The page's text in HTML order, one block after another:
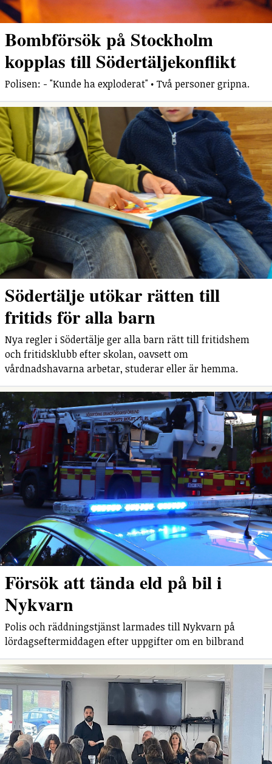
Bombförsök på Stockholm
kopplas till Södertäljekonflikt
Polisen: - "Kunde ha exploderat" • Två personer gripna.
Södertälje utökar rätten till
fritids för alla barn
Nya regler i Södertälje ger alla barn rätt till fritidshem
och fritidsklubb efter skolan, oavsett om
vårdnadshavarna arbetar, studerar eller är hemma.
Försök att tända eld på bil i
Nykvarn
Polis och räddningstjänst larmades till Nykvarn på
lördagseftermiddagen efter uppgifter om en bilbrand